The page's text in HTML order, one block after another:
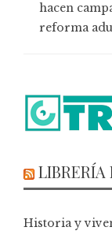
hacen
reforma
LIBRERÍA
Historia y